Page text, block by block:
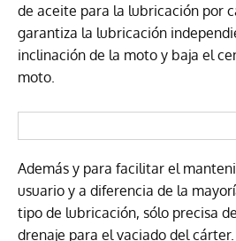
de aceite para la lubricación por
garantiza la lubricación
inclinación de la moto y baja el
moto.
Además y para facilitar el
usuario y a diferencia de la
tipo de lubricación, sólo precisa
drenaje para el vaciado del cárter.